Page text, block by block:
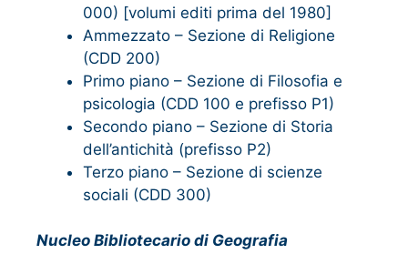
000) [volumi editi prima del 1980]
Ammezzato – Sezione di Religione
(CDD 200)
Primo piano – Sezione di Filosofia e
psicologia (CDD 100 e prefisso P1)
Secondo piano – Sezione di Storia
dell’antichità (prefisso P2)
Terzo piano – Sezione di scienze
sociali (CDD 300)
Nucleo Bibliotecario di Geografia